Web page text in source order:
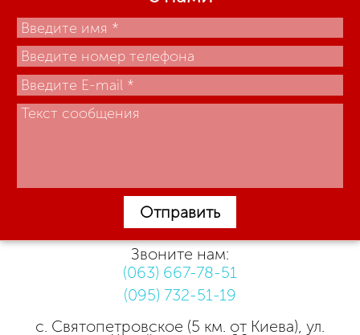
Отправить
Звоните нам:
(063) 667-78-51
(095) 732-51-19
с. Святопетровское (5 км. от Киева), ул.